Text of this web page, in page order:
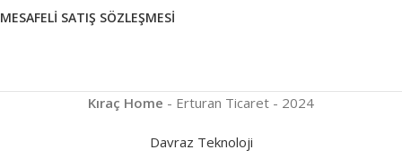
MESAFELI SATIŞ SÖZLEŞMESI
Kıraç Home - Erturan Ticaret - 2024
Davraz Teknoloji